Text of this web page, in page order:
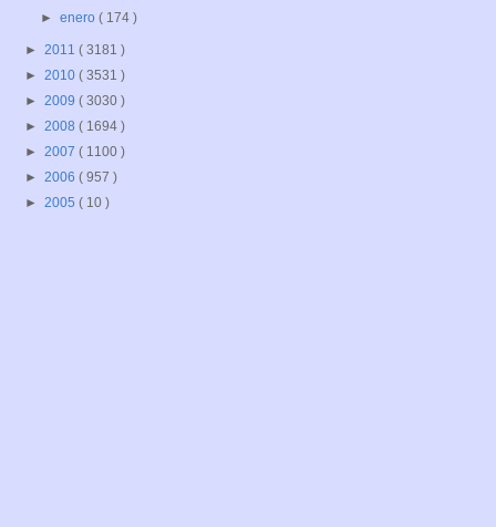
►enero( 174 )
► 2011 ( 3181 )
► 2010 ( 3531 )
► 2009 ( 3030 )
► 2008 ( 1694 )
► 2007 ( 1100 )
► 2006 ( 957 )
► 2005 ( 10 )